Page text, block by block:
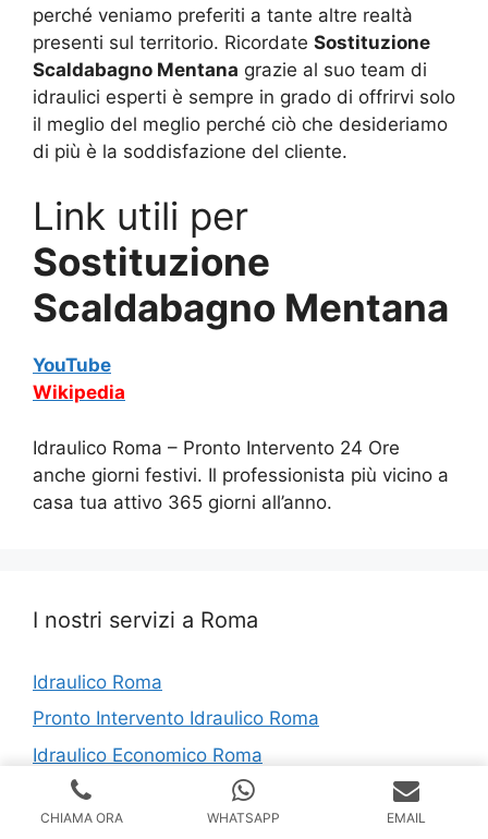
perché veniamo preferiti a tante altre realtà
presenti sul territorio. Ricordate Sostituzione
Scaldabagno Mentana grazie al suo team di
idraulici esperti è sempre in grado di offrirvi solo
il meglio del meglio perché ciò che desideriamo
di più è la soddisfazione del cliente.
Link utili per
Sostituzione
Scaldabagno Mentana
YouTube
Wikipedia
Idraulico Roma – Pronto Intervento 24 Ore
anche giorni festivi. Il professionista più vicino a
casa tua attivo 365 giorni all’anno.
I nostri servizi a Roma
Idraulico Roma
Pronto Intervento Idraulico Roma
Idraulico Economico Roma
Idraulico Urgente Roma
Idraulico Riparazioni Roma
CHIAMA ORA WHATSAPP EMAIL